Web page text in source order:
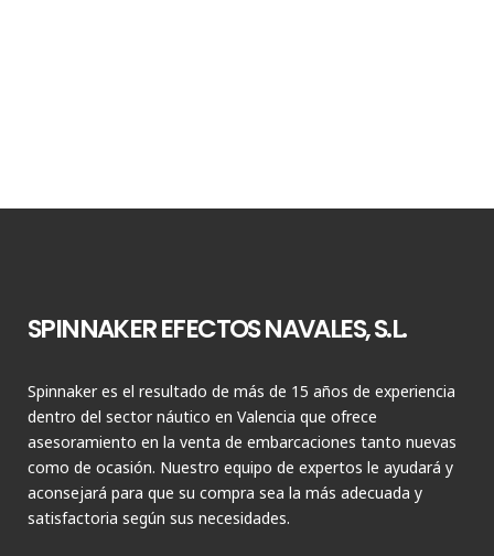
SPINNAKER EFECTOS NAVALES, S.L.
Spinnaker es el resultado de más de 15 años de experiencia
dentro del sector náutico en Valencia que ofrece
asesoramiento en la venta de embarcaciones tanto nuevas
como de ocasión. Nuestro equipo de expertos le ayudará y
aconsejará para que su compra sea la más adecuada y
satisfactoria según sus necesidades.